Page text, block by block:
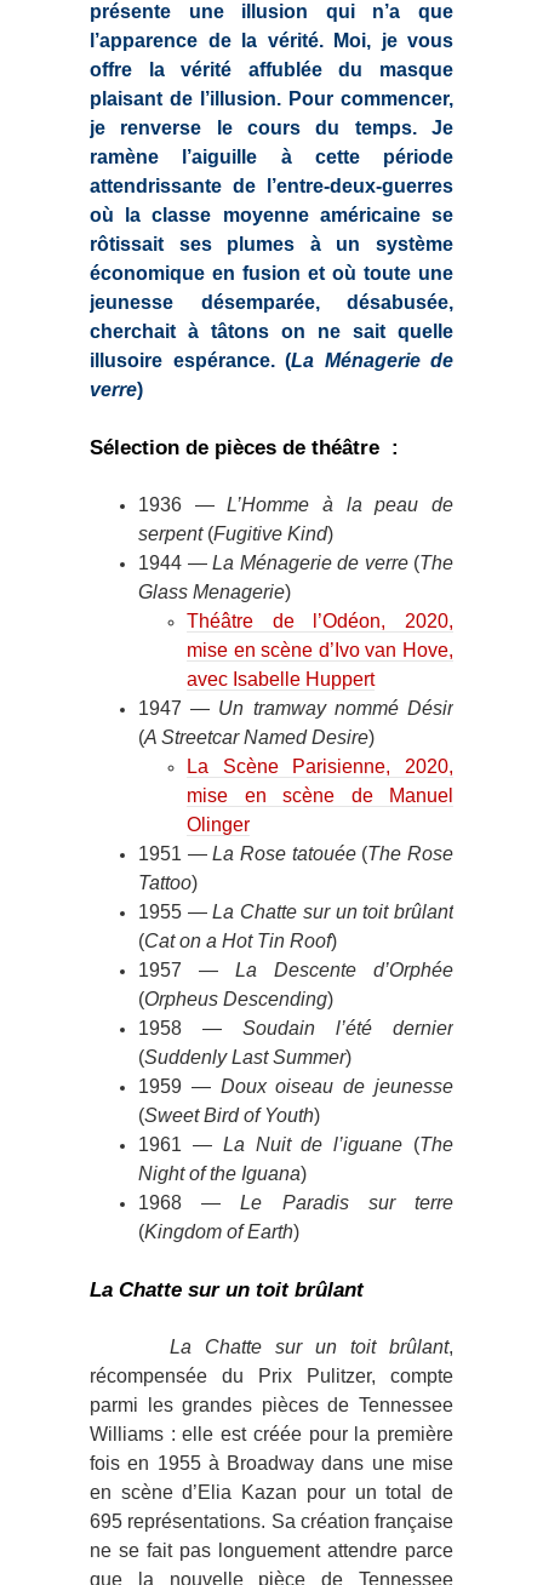
présente une illusion qui n’a que
l’apparence de la vérité. Moi, je vous
offre la vérité affublée du masque
plaisant de l’illusion. Pour commencer,
je renverse le cours du temps. Je
ramène l’aiguille à cette période
attendrissante de l’entre-deux-guerres
où la classe moyenne américaine se
rôtissait ses plumes à un système
économique en fusion et où toute une
jeunesse désemparée, désabusée,
cherchait à tâtons on ne sait quelle
illusoire espérance. (La Ménagerie de
verre)
Sélection de pièces de théâtre :
1936 —L’Homme à la peau de
serpent(Fugitive Kind)
1944 — La Ménagerie de verre(The
Glass Menagerie)
Théâtre de l’Odéon, 2020,
mise en scène d’Ivo van Hove,
avec Isabelle Huppert
1947 — Un tramway nommé Désir
(A Streetcar Named Desire)
La Scène Parisienne, 2020,
mise en scène de Manuel
Olinger
1951 —La Rose tatouée(The Rose
Tattoo)
1955 —La Chatte sur un toit brûlant
(Cat on a Hot Tin Roof)
1957 — La Descente d’Orphée
(Orpheus Descending)
1958 — Soudain l’été dernier
(Suddenly Last Summer)
1959 — Doux oiseau de jeunesse
(Sweet Bird of Youth)
1961 — La Nuit de l’iguane (The
Night of the Iguana)
1968 —Le Paradis sur terre
(Kingdom of Earth)
La Chatte sur un toit brûlant
La Chatte sur un toit brûlant,
récompensée du Prix Pulitzer, compte
parmi les grandes pièces de Tennessee
Williams : elle est créée pour la première
fois en 1955 à Broadway dans une mise
en scène d’Elia Kazan pour un total de
695 représentations. Sa création française
ne se fait pas longuement attendre parce
que la nouvelle pièce de Tennessee